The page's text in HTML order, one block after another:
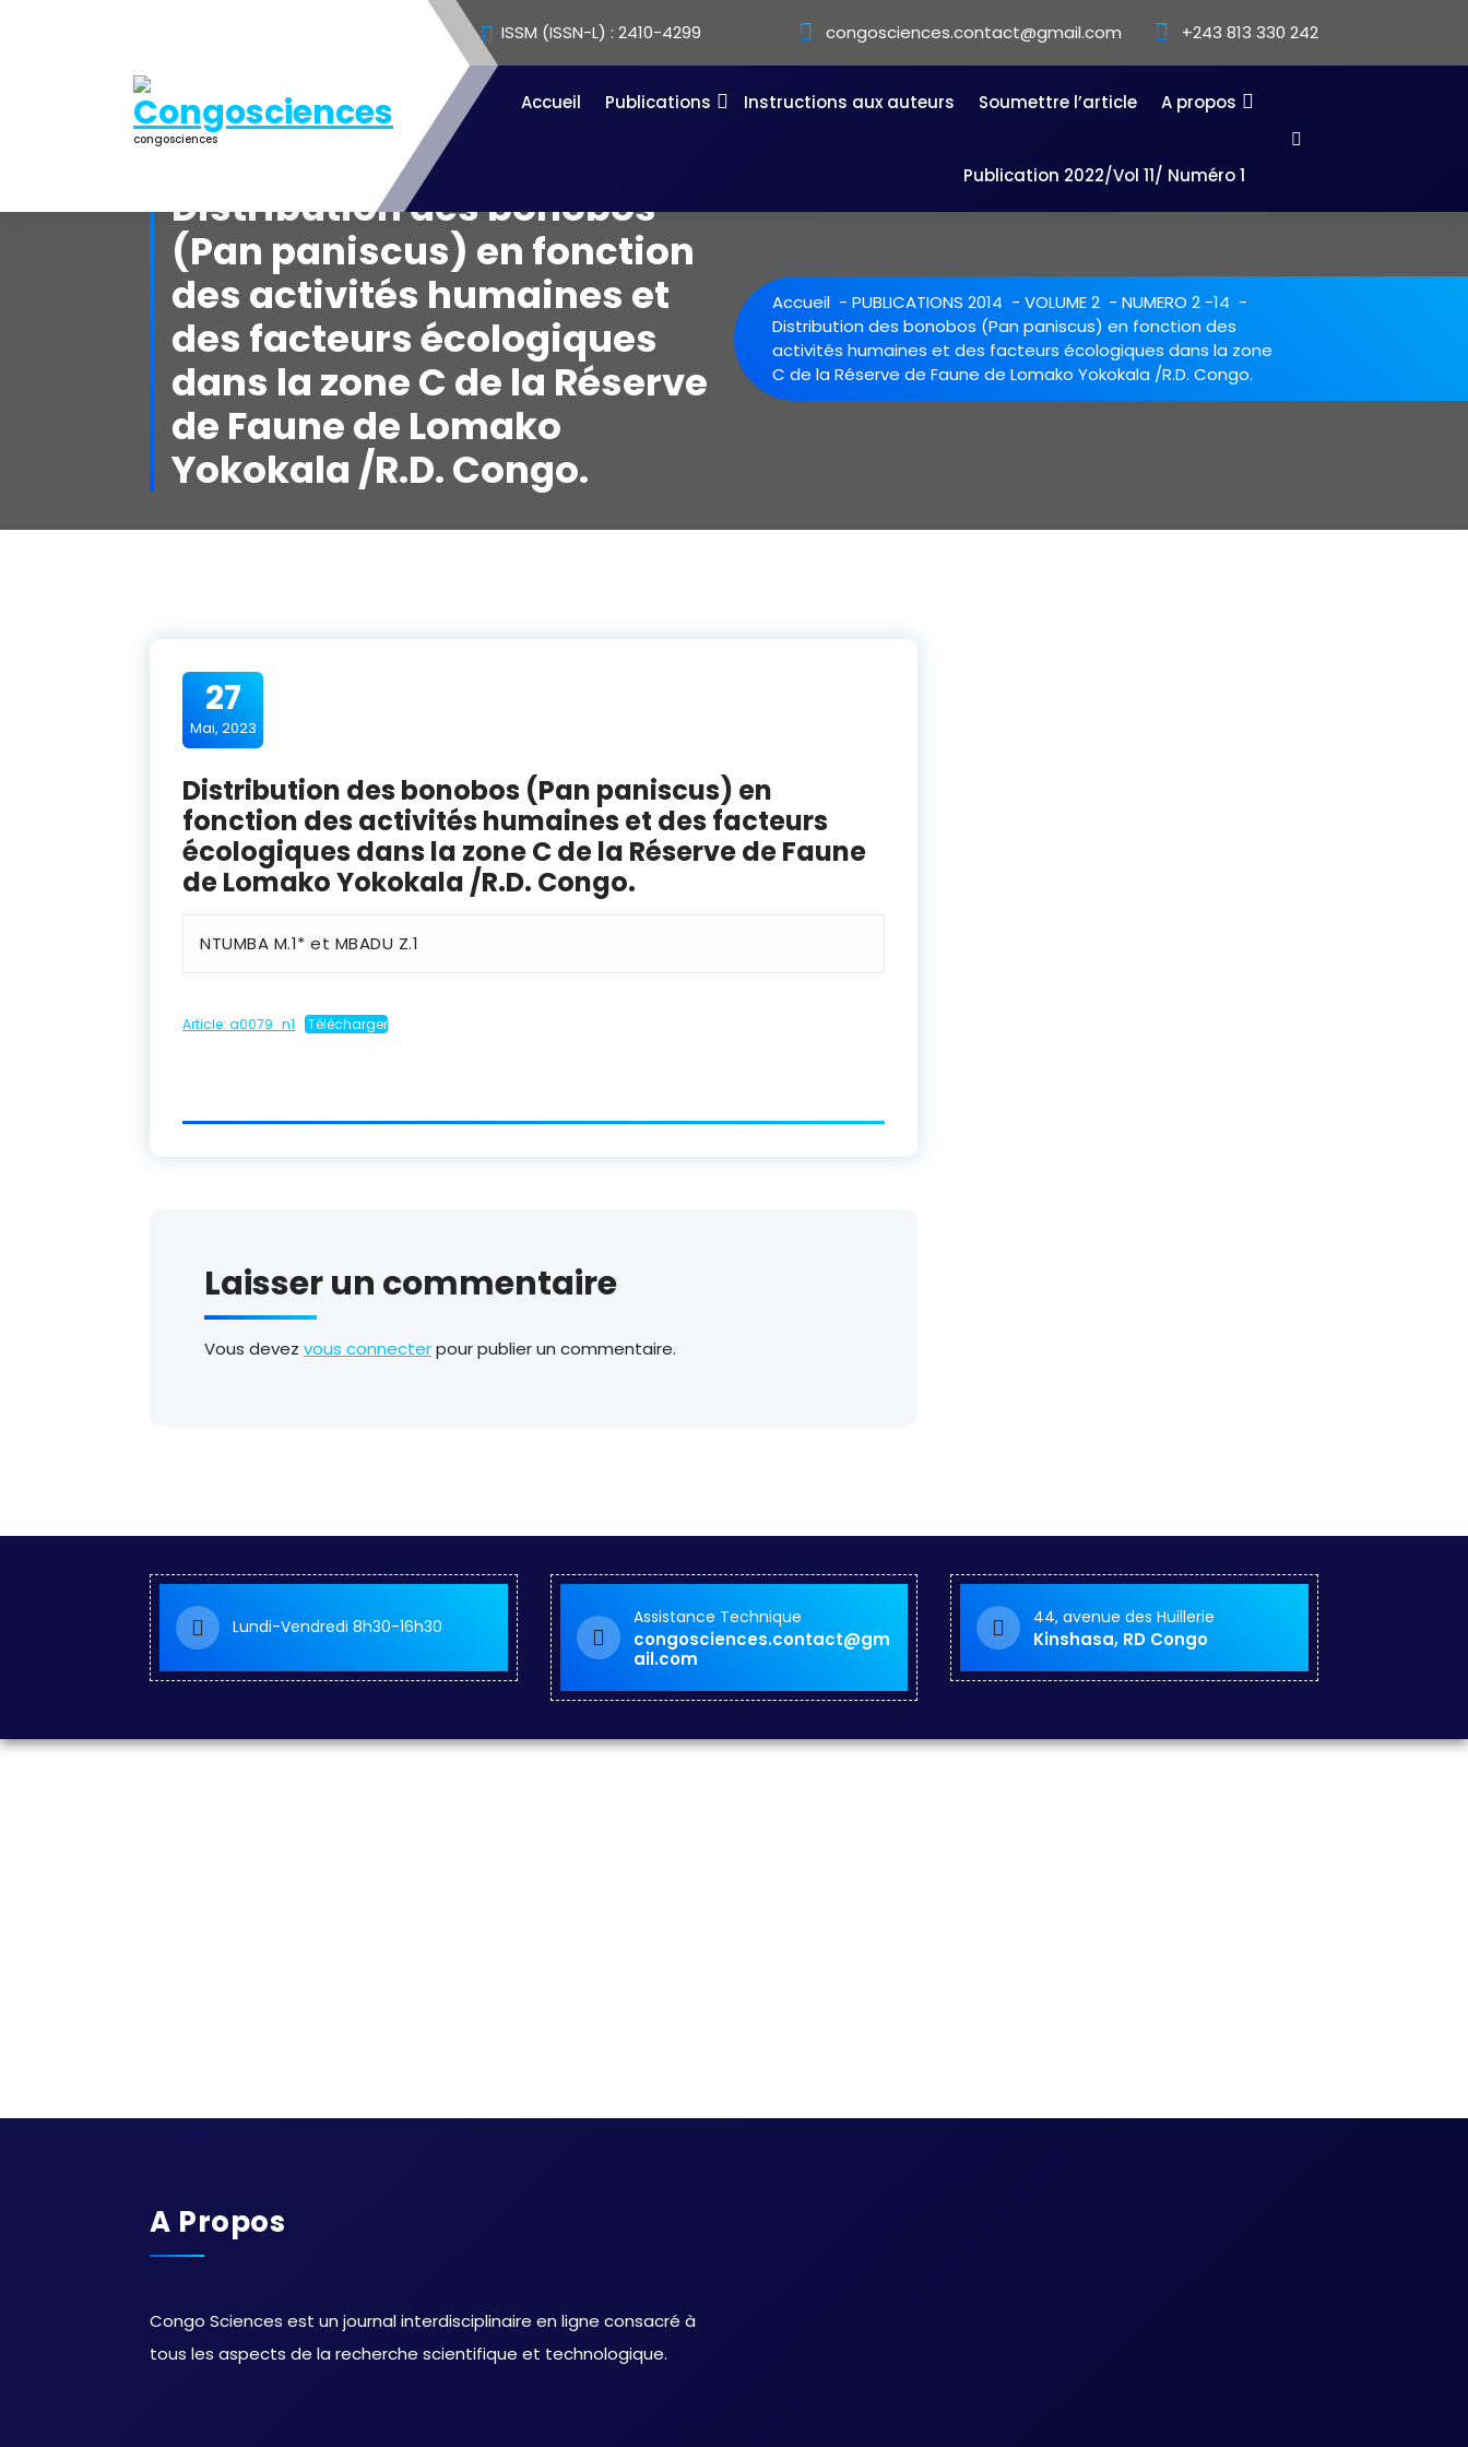
ISSM (ISSN-L) : 2410-4299 congosciences.contact@gmail.com +243 813 330 242
congosciences
Accueil Publications Instructions aux auteurs Soumettre l’article A propos
Publication 2022/Vol 11/ Numéro 1
Distribution des bonobos
(Pan paniscus) en fonction
des activités humaines et
des facteurs écologiques
dans la zone C de la Réserve
de Faune de Lomako
Yokokala /R.D. Congo.
Accueil - PUBLICATIONS 2014 - VOLUME 2 - NUMERO 2 -14 -
Distribution des bonobos (Pan paniscus) en fonction des
activités humaines et des facteurs écologiques dans la zone
C de la Réserve de Faune de Lomako Yokokala /R.D. Congo.
27
Mai, 2023
Distribution des bonobos (Pan paniscus) en
fonction des activités humaines et des facteurs
écologiques dans la zone C de la Réserve de Faune
de Lomako Yokokala /R.D. Congo.
NTUMBA M.1* et MBADU Z.1
Article: a0079_n1 Télécharger
Laisser un commentaire
Vous devez vous connecterpour publier un commentaire.
Lundi-Vendredi 8h30-16h30 Assistance Technique
congosciences.contact@gm
ail.com
44, avenue des Huillerie
Kinshasa, RD Congo
A Propos
Congo Sciences est un journal interdisciplinaire en ligne consacré à
tous les aspects de la recherche scientifique et technologique.